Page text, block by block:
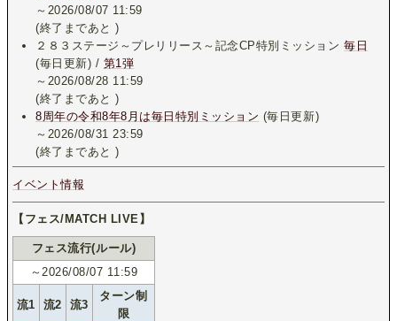
～2026/08/07 11:59
(終了まであと)
２８３ステージ～プレリリース～記念CP特別ミッション毎日
(毎日更新) / 第1弾
～2026/08/28 11:59
(終了まであと)
8周年の令和8年8月は毎日特別ミッション (毎日更新)
～2026/08/31 23:59
(終了まであと)
イベント情報
【フェス/MATCH LIVE】
フェス流行(ルール)
～2026/08/07 11:59
流1 流2 流3
ターン制
限